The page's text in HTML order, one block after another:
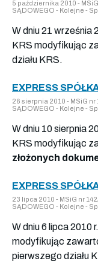
5 października 2010 -
SĄDOWEGO - Kolejne -
W dniu 21 września
KRS modyfikując
działu KRS.
EXPRESS
26 sierpnia 2010 - MSiG nr
SĄDOWEGO - Kolejne -
W dniu 10 sierpnia
KRS modyfikując
złożonych
EXPRESS
23 lipca 2010 - MSiG nr
SĄDOWEGO - Kolejne -
W dniu 6 lipca 2010
modyfikując
pierwszego działu